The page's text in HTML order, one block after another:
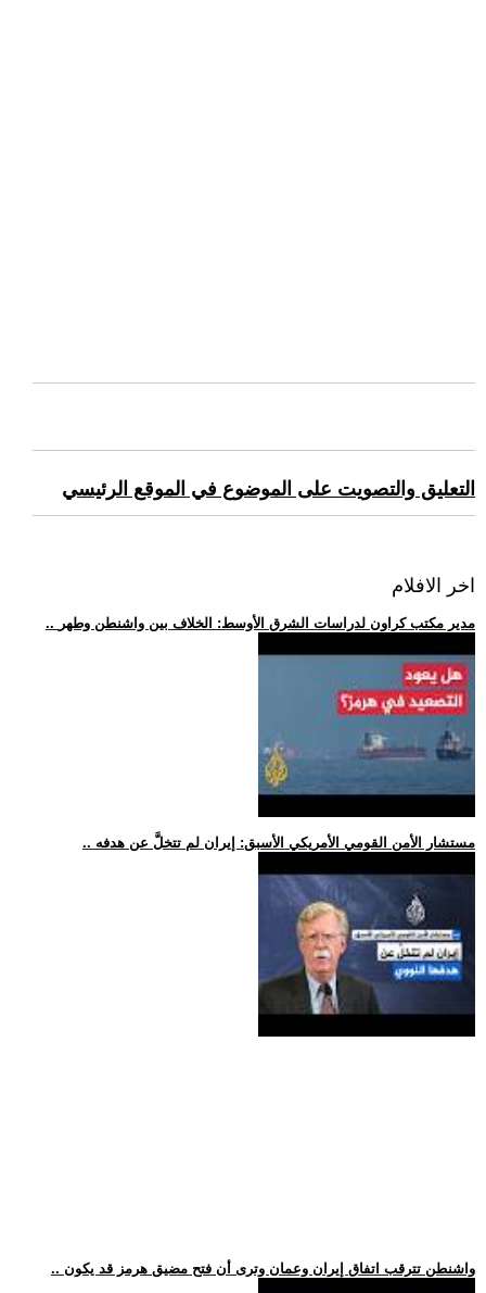
التعليق والتصويت على الموضوع في الموقع الرئيسي
اخر الافلام
.. مدير مكتب كراون لدراسات الشرق الأوسط: الخلاف بين واشنطن وطهر
.. مستشار الأمن القومي الأمريكي الأسبق: إيران لم تتخلَّ عن هدفه
.. واشنطن تترقب اتفاق إيران وعمان وترى أن فتح مضيق هرمز قد يكون